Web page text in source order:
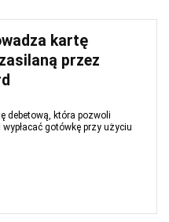
kartę
przez
debetową, która pozwoli
gotówkę przy użyciu